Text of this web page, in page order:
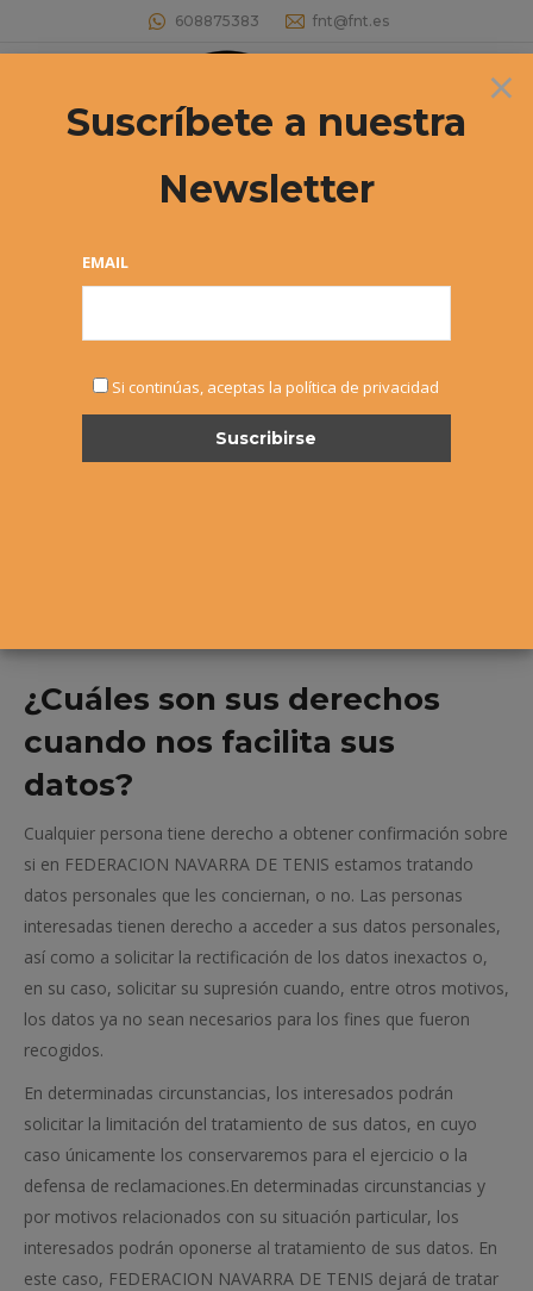
608875383 fnt@fnt.es
Buscar:
DERECHOS ARSOL
¿Cuáles son sus derechos
cuando nos facilita sus
datos?
Cualquier persona tiene derecho a obtener confirmación sobre
si en FEDERACION NAVARRA DE TENIS estamos tratando
datos personales que les conciernan, o no. Las personas
interesadas tienen derecho a acceder a sus datos personales,
así como a solicitar la rectificación de los datos inexactos o,
en su caso, solicitar su supresión cuando, entre otros motivos,
los datos ya no sean necesarios para los fines que fueron
recogidos.
En determinadas circunstancias, los interesados podrán
solicitar la limitación del tratamiento de sus datos, en cuyo
caso únicamente los conservaremos para el ejercicio o la
defensa de reclamaciones.En determinadas circunstancias y
por motivos relacionados con su situación particular, los
interesados podrán oponerse al tratamiento de sus datos. En
este caso, FEDERACION NAVARRA DE TENIS dejará de tratar
×
Suscríbete a nuestra
Newsletter
EMAIL
Si continúas, aceptas la política de privacidad